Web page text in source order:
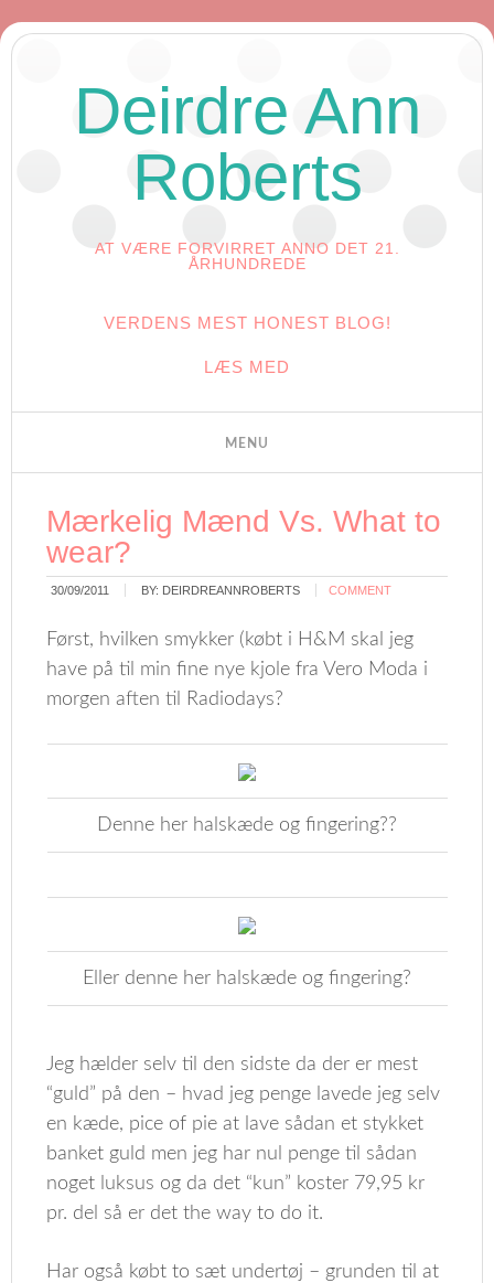
Deirdre Ann
Roberts
AT VÆRE FORVIRRET ANNO DET 21.
ÅRHUNDREDE
VERDENS MEST HONEST BLOG!
LÆS MED
Mærkelig Mænd Vs. What to
wear?
30/09/2011 BY: DEIRDREANNROBERTS COMMENT
Først, hvilken smykker (købt i H&M skal jeg
have på til min fine nye kjole fra Vero Moda i
morgen aften til Radiodays?
Denne her halskæde og fingering??
Eller denne her halskæde og fingering?
Jeg hælder selv til den sidste da der er mest
“guld” på den – hvad jeg penge lavede jeg selv
en kæde, pice of pie at lave sådan et stykket
banket guld men jeg har nul penge til sådan
noget luksus og da det “kun” koster 79,95 kr
pr. del så er det the way to do it.
Har også købt to sæt undertøj – grunden til at